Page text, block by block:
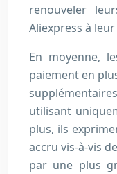
renouveler
Aliexpress à
En moyenne,
paiement en
utilisant
plus, ils
accru vis-à-vis
par une plus